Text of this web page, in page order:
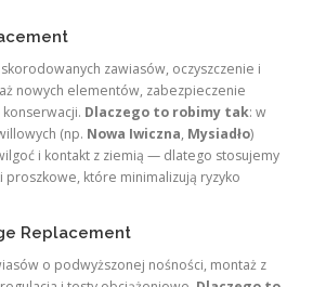
zawiasów, oczyszczenie i
nowych elementów, zabezpieczenie
Dlaczego to robimy tak: w
(np. Nowa Iwiczna, Mysiadło)
i kontakt z ziemią — dlatego stosujemy
proszkowe, które minimalizują ryzyko
Replacement
o podwyższonej nośności, montaż z